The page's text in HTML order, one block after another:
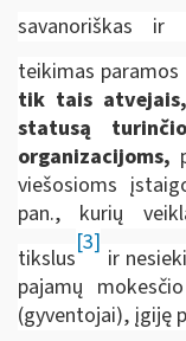
savanoriškas ir
teikimas paramos
tik tais
statusą
organizacijoms,
viešosioms
pan., kurių
tikslus
[3]
ir
pajamų
(gyventojai), įgiję